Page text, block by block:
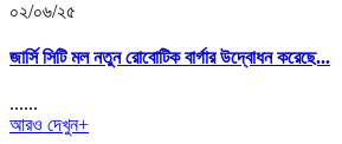
০২/০৬/২৫
জার্সি সিটি মল নতুন রোবোটিক বার্গার উদ্বোধন করেছে...
......
আরও দেখুন+